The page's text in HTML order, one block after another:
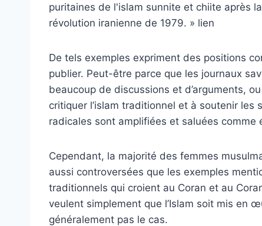
puritaines de l'islam sunnite et chiite après
révolution iranienne de 1979. » lien
De tels exemples expriment des positions
publier. Peut-être parce que les journaux
beaucoup de discussions et d’arguments,
critiquer l’islam traditionnel et à soutenir
radicales sont amplifiées et saluées comme
Cependant, la majorité des femmes
aussi controversées que les exemples
traditionnels qui croient au Coran et au
veulent simplement que l’Islam soit mis en
généralement pas le cas.